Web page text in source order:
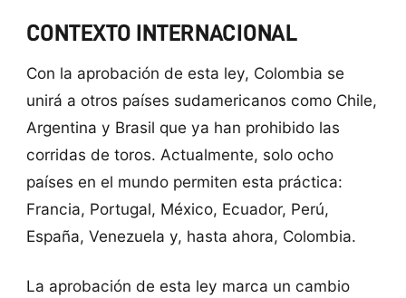
CONTEXTO INTERNACIONAL
Con la aprobación de esta ley, Colombia se
unirá a otros países sudamericanos como Chile,
Argentina y Brasil que ya han prohibido las
corridas de toros. Actualmente, solo ocho
países en el mundo permiten esta práctica:
Francia, Portugal, México, Ecuador, Perú,
España, Venezuela y, hasta ahora, Colombia.
La aprobación de esta ley marca un cambio